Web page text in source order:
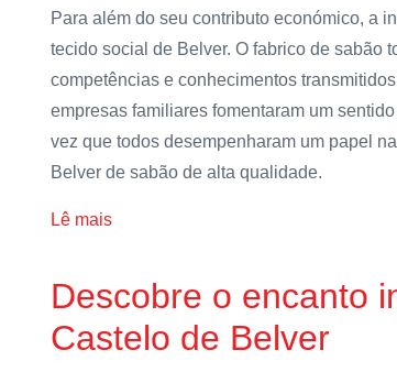
Para além do seu contributo económico, a
tecido social de Belver. O fabrico de sabão
competências e conhecimentos
empresas familiares fomentaram um
vez que todos desempenharam um papel
Belver de sabão de alta qualidade.
Lê mais
Descobre o encanto
Castelo de Belver